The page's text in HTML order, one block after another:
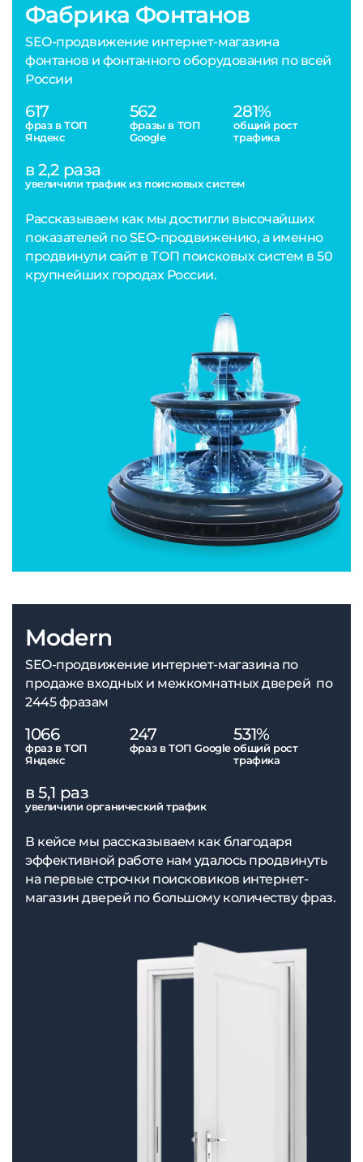
Фабрика Фонтанов
SEO-продвижение интернет-магазина
фонтанов и фонтанного оборудования по всей
России
617
фраз в ТОП
Яндекс
562
фразы в ТОП
Google
281%
общий рост
трафика
в 2,2 раза
увеличили трафик из поисковых систем
Рассказываем как мы достигли высочайших
показателей по SEO-продвижению, а именно
продвинули сайт в ТОП поисковых систем в 50
крупнейших городах России.
Modern
SEO-продвижение интернет-магазина по
продаже входных и межкомнатных дверей по
2445 фразам
1066
фраз в ТОП
Яндекс
247
фраз в ТОП Google
531%
общий рост
трафика
в 5,1 раз
увеличили органический трафик
В кейсе мы рассказываем как благодаря
эффективной работе нам удалось продвинуть
на первые строчки поисковиков интернет-
магазин дверей по большому количеству фраз.